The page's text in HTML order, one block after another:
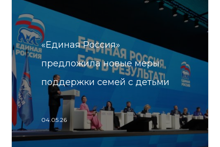
«Единая Россия»
предложила новые меры
поддержки семей с детьми
04.05.26